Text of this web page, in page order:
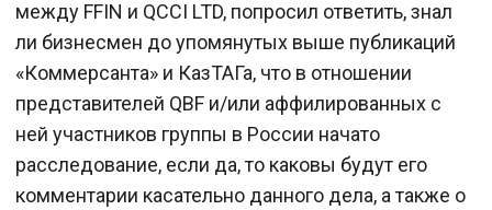
между FFIN и QCCI LTD, попросил ответить, знал
ли бизнесмен до упомянутых выше публикаций
«Коммерсанта» и КазТАГа, что в отношении
представителей QBF и/или аффилированных с
ней участников группы в России начато
расследование, если да, то каковы будут его
комментарии касательно данного дела, а также о